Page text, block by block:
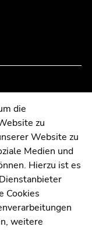
die
zu
Website zu
Medien und
Hierzu ist es
Cookies
weitere